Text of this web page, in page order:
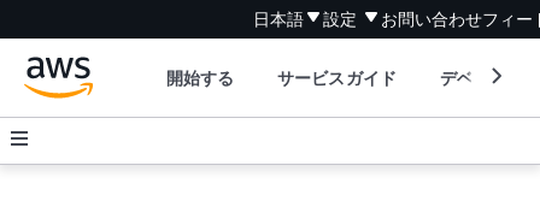
日本語 設定 お問い合わせフィー
開始する サービスガイド デベロッパ